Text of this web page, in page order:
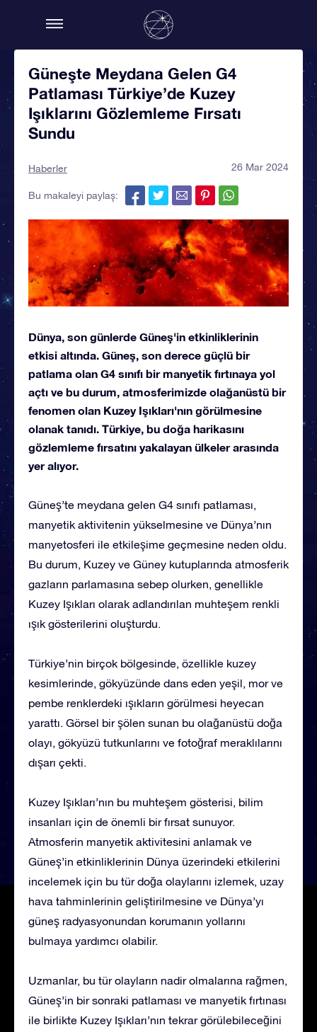
Güneşte Meydana Gelen G4
Patlaması Türkiye’de Kuzey
Işıklarını Gözlemleme Fırsatı
Sundu
Haberler 26 Mar 2024
Bu makaleyi paylaş:
Dünya, son günlerde Güneş'in etkinliklerinin
etkisi altında. Güneş, son derece güçlü bir
patlama olan G4 sınıfı bir manyetik fırtınaya yol
açtı ve bu durum, atmosferimizde olağanüstü bir
fenomen olan Kuzey Işıkları'nın görülmesine
olanak tanıdı. Türkiye, bu doğa harikasını
gözlemleme fırsatını yakalayan ülkeler arasında
yer alıyor.
Güneş’te meydana gelen G4 sınıfı patlaması,
manyetik aktivitenin yükselmesine ve Dünya’nın
manyetosferi ile etkileşime geçmesine neden oldu.
Bu durum, Kuzey ve Güney kutuplarında atmosferik
gazların parlamasına sebep olurken, genellikle
Kuzey Işıkları olarak adlandırılan muhteşem renkli
ışık gösterilerini oluşturdu.
Türkiye’nin birçok bölgesinde, özellikle kuzey
kesimlerinde, gökyüzünde dans eden yeşil, mor ve
pembe renklerdeki ışıkların görülmesi heyecan
yarattı. Görsel bir şölen sunan bu olağanüstü doğa
olayı, gökyüzü tutkunlarını ve fotoğraf meraklılarını
dışarı çekti.
Kuzey Işıkları’nın bu muhteşem gösterisi, bilim
insanları için de önemli bir fırsat sunuyor.
Atmosferin manyetik aktivitesini anlamak ve
Güneş’in etkinliklerinin Dünya üzerindeki etkilerini
incelemek için bu tür doğa olaylarını izlemek, uzay
hava tahminlerinin geliştirilmesine ve Dünya’yı
güneş radyasyonundan korumanın yollarını
bulmaya yardımcı olabilir.
Uzmanlar, bu tür olayların nadir olmalarına rağmen,
Güneş’in bir sonraki patlaması ve manyetik fırtınası
ile birlikte Kuzey Işıkları’nın tekrar görülebileceğini